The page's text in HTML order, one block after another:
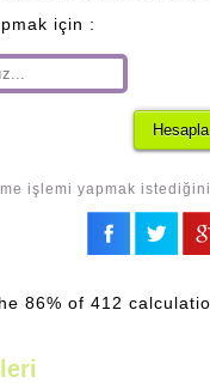
için :
işlemi yapmak
86% of 412